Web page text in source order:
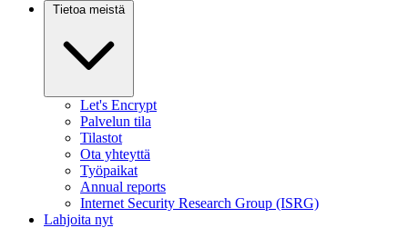
Tietoa meistä
Let's Encrypt
Palvelun tila
Tilastot
Ota yhteyttä
Työpaikat
Annual reports
Internet Security Research Group (ISRG)
Lahjoita nyt